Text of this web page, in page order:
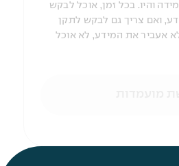
והיו. בכל זמן, אוכל לבקש
ואם צריך גם לבקש לתקן
אעביר את המידע, לא אוכל